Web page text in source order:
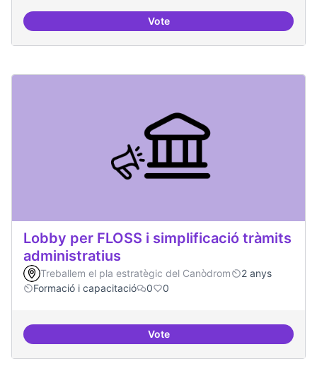
VoteServei estable de migració al
Lobby per FLOSS i simplificació tràmits
administratius
Treballem el pla estratègic del Canòdrom
2 anys
Formació i capacitació
0 0
VoteLobby per FLOSS i